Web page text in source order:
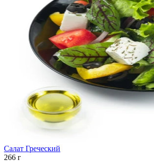
Салат Греческий
266 г